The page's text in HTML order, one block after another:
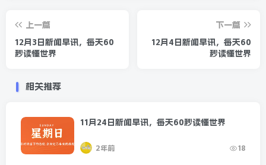
上一篇
12月3日新闻早讯，每天60
秒读懂世界
下一篇
12月4日新闻早讯，每天60
秒读懂世界
相关推荐
11月24日新闻早讯，每天60秒读懂世界
2年前 18